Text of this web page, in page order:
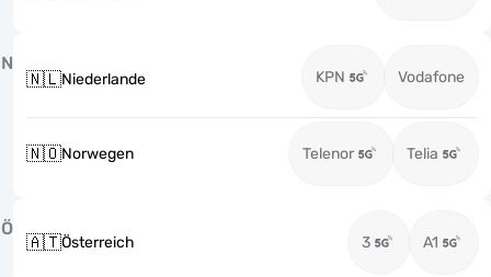
N
🇳🇱Niederlande KPN Vodafone
🇳🇴Norwegen Telenor Telia
Ö
🇦🇹Österreich 3 A1